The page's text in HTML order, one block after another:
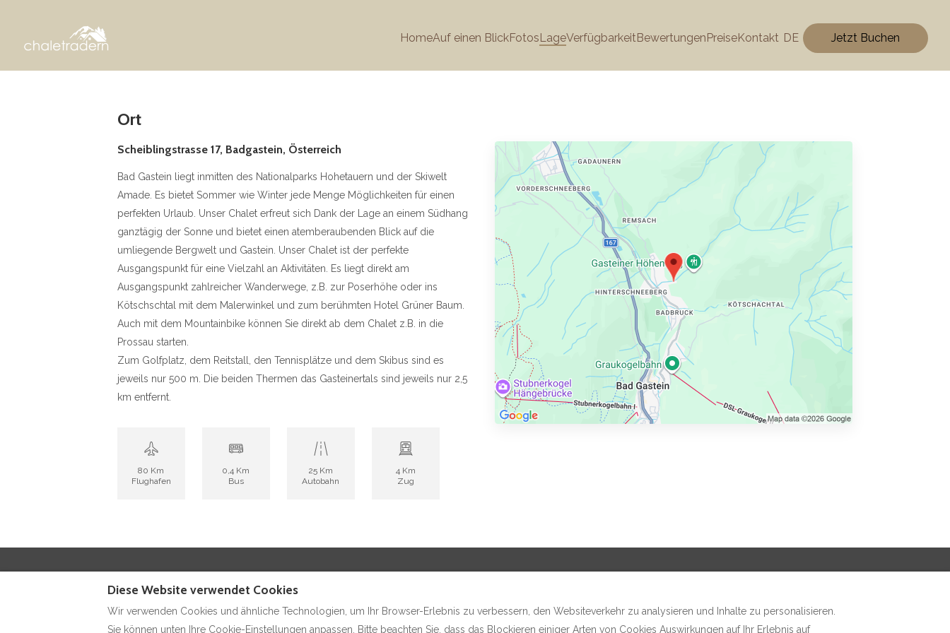
HomeAuf einen BlickFotosLageVerfügbarkeitBewertungenPreiseKontakt DE Jetzt Buchen
Ort
Scheiblingstrasse 17, Badgastein, Österreich
Bad Gastein liegt inmitten des Nationalparks Hohetauern und der Skiwelt
Amade. Es bietet Sommer wie Winter jede Menge Möglichkeiten für einen
perfekten Urlaub. Unser Chalet erfreut sich Dank der Lage an einem Südhang
ganztägig der Sonne und bietet einen atemberaubenden Blick auf die
umliegende Bergwelt und Gastein. Unser Chalet ist der perfekte
Ausgangspunkt für eine Vielzahl an Aktivitäten. Es liegt direkt am
Ausgangspunkt zahlreicher Wanderwege, z.B. zur Poserhöhe oder ins
Kötschschtal mit dem Malerwinkel und zum berühmten Hotel Grüner Baum.
Auch mit dem Mountainbike können Sie direkt ab dem Chalet z.B. in die
Prossau starten.
Zum Golfplatz, dem Reitstall, den Tennisplätze und dem Skibus sind es
jeweils nur 500 m. Die beiden Thermen das Gasteinertals sind jeweils nur 2,5
km entfernt.
80 Km
Flughafen
0,4 Km
Bus
25 Km
Autobahn
4 Km
Zug
Diese Website verwendet Cookies
Wir verwenden Cookies und ähnliche Technologien, um Ihr Browser-Erlebnis zu verbessern, den Websiteverkehr zu analysieren und Inhalte zu personalisieren.
Sie können unten Ihre Cookie-Einstellungen anpassen. Bitte beachten Sie, dass das Blockieren einiger Arten von Cookies Auswirkungen auf Ihr Erlebnis auf